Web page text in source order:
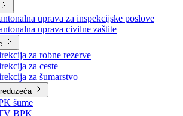
za javno zdravstvo
za besplatnu pravnu pomoć
zavod
uprava za inspekcijske poslove
uprava civilne zaštite
za robne rezerve
za ceste
za šumarstvo